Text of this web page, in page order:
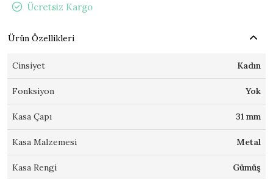
Ücretsiz Kargo
Ürün Özellikleri
Cinsiyet Kadın
Fonksiyon Yok
Kasa Çapı 31 mm
Kasa Malzemesi Metal
Kasa Rengi Gümüş